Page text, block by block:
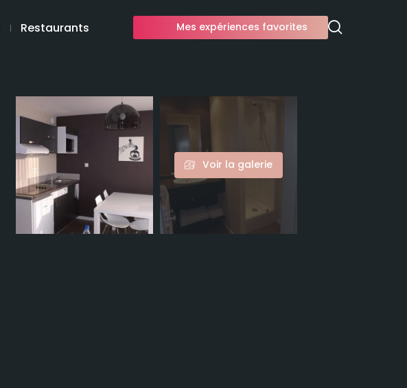
Restaurants Mes expériences favorites
Voir la galerie